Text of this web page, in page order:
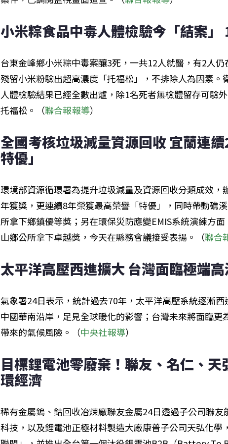
小米粽食品中毒人體檢驗今「結案
台東金峰鄉小米粽中毒案釀3死，一共12人就醫，有2人
殘留小米粉驗出超高濃度「托福松」，不排除人為因素。
人體檢驗結果已經全數出爐，除1名死者無檢體留存可驗
托福松。（聯合報報導）
全國考核垃圾減量資源回收 宜蘭連
特優」
環境部資源循環署為提升垃圾減量及資源回收分類成效，
年獲獎，更連續8年榮獲最高榮譽「特優」，同時帶動礁
所拿下鄉鎮優等獎；另在環保災防應變EMIS系統演練方
山鄉公所拿下卓越獎，今天在縣務會議接受表揚。（聯合
太平洋高壓西進擴大 台灣面臨極端
氣象署24日表示，統計過去70年，太平洋高壓系統逐漸
中國華南沿岸，足見全球暖化的影響；台灣未來將面臨
帶來的氣候風險。（中央社報導）
目標鋰電池零廢棄！聯友、名仁、
環經濟
稀有金屬鎢、鈷回收冶煉廠聯友金屬24日透過子公司聯
科技，以及鋰電池正極材料製造大廠康普子公司天弘化學